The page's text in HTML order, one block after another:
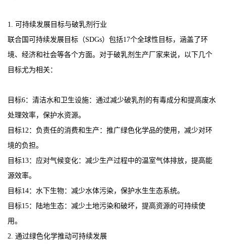
1. 可持续发展目标与破乳剂行业
联合国可持续发展目标（SDGs）包括17个全球性目标，涵盖了环
境、经济和社会等各个方面。对于破乳剂生产厂家来说，以下几个
目标尤为相关：
目标6：清洁水和卫生设施：通过减少破乳剂的有毒成分和提高废水
处理效率，保护水资源。
目标12：负责任的消费和生产：推广绿色化学品的使用，减少对环
境的负担。
目标13：应对气候变化：减少生产过程中的温室气体排放，提高能
源效率。
目标14：水下生物：减少水体污染，保护水生生态系统。
目标15：陆地生态：减少土地污染和破坏，提高资源的可持续使
用。
2. 通过绿色化学推动可持续发展